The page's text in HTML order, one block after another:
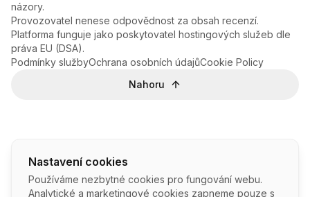
Nastavení cookies
Používáme nezbytné cookies pro fungování webu.
Analytické a marketingové cookies zapneme pouze s
názory.
Provozovatel nenese odpovědnost za obsah recenzí.
Platforma funguje jako poskytovatel hostingových služeb dle
práva EU (DSA).
Podmínky službyOchrana osobních údajůCookie Policy
Nahoru